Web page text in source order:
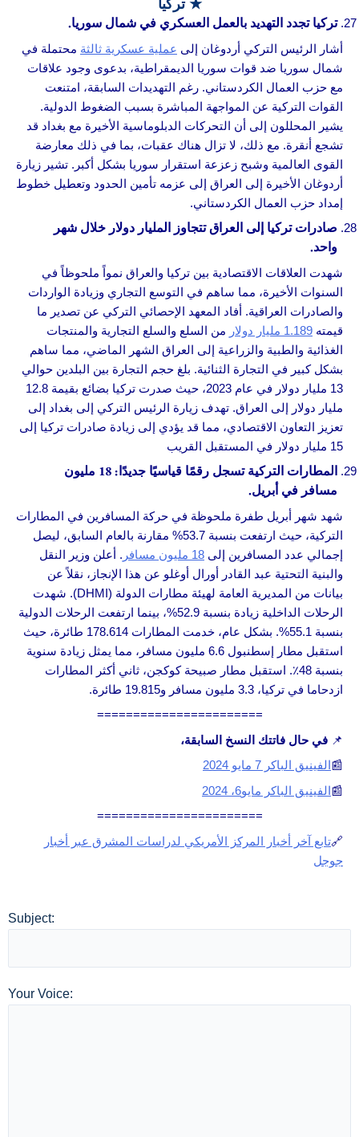
★ تركيا
تركيا تجدد التهديد بالعمل العسكري في شمال سوريا.
أشار الرئيس التركي أردوغان إلى عملية عسكرية ثالثة محتملة في
شمال سوريا ضد قوات سوريا الديمقراطية، بدعوى وجود علاقات
مع حزب العمال الكردستاني. رغم التهديدات السابقة، امتنعت
القوات التركية عن المواجهة المباشرة بسبب الضغوط الدولية.
يشير المحللون إلى أن التحركات الدبلوماسية الأخيرة مع بغداد قد
تشجع أنقرة. مع ذلك، لا تزال هناك عقبات، بما في ذلك معارضة
القوى العالمية وشبح زعزعة استقرار سوريا بشكل أكبر. تشير زيارة
أردوغان الأخيرة إلى العراق إلى عزمه تأمين الحدود وتعطيل خطوط
إمداد حزب العمال الكردستاني.
صادرات تركيا إلى العراق تتجاوز المليار دولار خلال شهر
واحد.
شهدت العلاقات الاقتصادية بين تركيا والعراق نمواً ملحوظاً في
السنوات الأخيرة، مما ساهم في التوسع التجاري وزيادة الواردات
والصادرات العراقية. أفاد المعهد الإحصائي التركي عن تصدير ما
قيمته 1.189 مليار دولار
من السلع والسلع التجارية والمنتجات
الغذائية والطبية والزراعية إلى العراق الشهر الماضي، مما ساهم
بشكل كبير في التجارة الثنائية. بلغ حجم التجارة بين البلدين حوالي
13 مليار دولار في عام 2023، حيث صدرت تركيا بضائع بقيمة 12.8
مليار دولار إلى العراق. تهدف زيارة الرئيس التركي إلى بغداد إلى
تعزيز التعاون الاقتصادي، مما قد يؤدي إلى زيادة صادرات تركيا إلى
15 مليار دولار في المستقبل القريب
المطارات التركية تسجل رقمًا قياسيًا جديدًا: 18 مليون
مسافر في أبريل.
شهد شهر أبريل طفرة ملحوظة في حركة المسافرين في المطارات
التركية، حيث ارتفعت بنسبة 53.7% مقارنة بالعام السابق، ليصل
إجمالي عدد المسافرين إلى 18 مليون مسافر
. أعلن وزير النقل
والبنية التحتية عبد القادر أورال أوغلو عن هذا الإنجاز، نقلاً عن
بيانات من المديرية العامة لهيئة مطارات الدولة (DHMI). شهدت
الرحلات الداخلية زيادة بنسبة 52.9%، بينما ارتفعت الرحلات الدولية
بنسبة 55.1%. بشكل عام، خدمت المطارات 178.614 طائرة، حيث
استقبل مطار إسطنبول 6.6 مليون مسافر، مما يمثل زيادة سنوية
بنسبة 48٪. استقبل مطار صبيحة كوكجن، ثاني أكثر المطارات
ازدحاما في تركيا، 3.3 مليون مسافر و19.815 طائرة.
=======================
📌 في حال فاتتك النسخ السابقة،
📰الفينيق الباكر 7 مايو 2024
📰الفينيق الباكر مايو6، 2024
=======================
🔗تابع آخر أخبار المركز الأمريكي لدراسات المشرق عبر أخبار
جوجل
Subject:
Your Voice: